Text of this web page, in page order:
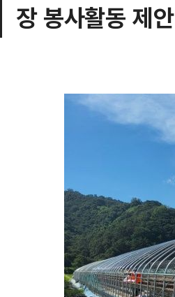
장 봉사활동 제안